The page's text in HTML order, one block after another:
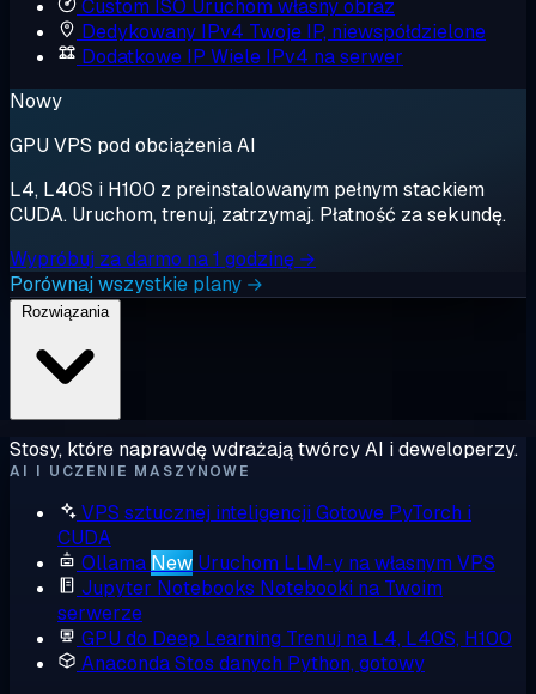
Custom ISO Uruchom własny obraz
Dedykowany IPv4 Twoje IP, niewspółdzielone
Dodatkowe IP Wiele IPv4 na serwer
Nowy
GPU VPS pod obciążenia AI
L4, L40S i H100 z preinstalowanym pełnym stackiem
CUDA. Uruchom, trenuj, zatrzymaj. Płatność za sekundę.
Wypróbuj za darmo na 1 godzinę →
Porównaj wszystkie plany →
Rozwiązania
Stosy, które naprawdę wdrażają twórcy AI i deweloperzy.
AI I UCZENIE MASZYNOWE
VPS sztucznej inteligencji Gotowe PyTorch i
CUDA
Ollama New Uruchom LLM-y na własnym VPS
Jupyter Notebooks Notebooki na Twoim
serwerze
GPU do Deep Learning Trenuj na L4, L40S, H100
AnacondaStos danych Python, gotowy